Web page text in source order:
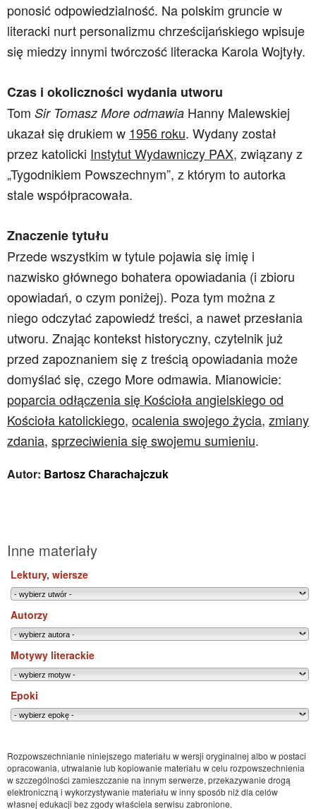
ponosić odpowiedzialność. Na polskim gruncie w
literacki nurt personalizmu chrześcijańskiego wpisuje
się miedzy innymi twórczość literacka Karola Wojtyły.
Czas i okoliczności wydania utworu
Tom Sir Tomasz More odmawia Hanny Malewskiej
ukazał się drukiem w 1956 roku. Wydany został
przez katolicki Instytut Wydawniczy PAX, związany z
„Tygodnikiem Powszechnym”, z którym to autorka
stale współpracowała.
Znaczenie tytułu
Przede wszystkim w tytule pojawia się imię i
nazwisko głównego bohatera opowiadania (i zbioru
opowiadań, o czym poniżej). Poza tym można z
niego odczytać zapowiedź treści, a nawet przesłania
utworu. Znając kontekst historyczny, czytelnik już
przed zapoznaniem się z treścią opowiadania może
domyślać się, czego More odmawia. Mianowicie:
poparcia odłączenia się Kościoła angielskiego od
Kościoła katolickiego, ocalenia swojego życia, zmiany
zdania, sprzeciwienia się swojemu sumieniu.
Autor: Bartosz Charachajczuk
Inne materiały
Lektury, wiersze
Autorzy
Motywy literackie
Epoki
Rozpowszechnianie niniejszego materiału w wersji oryginalnej albo w postaci
opracowania, utrwalanie lub kopiowanie materiału w celu rozpowszechnienia
w szczególności zamieszczanie na innym serwerze, przekazywanie drogą
elektroniczną i wykorzystywanie materiału w inny sposób niż dla celów
własnej edukacji bez zgody właściela serwisu zabronione.